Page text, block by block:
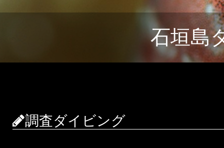
石垣島
調査ダイビング